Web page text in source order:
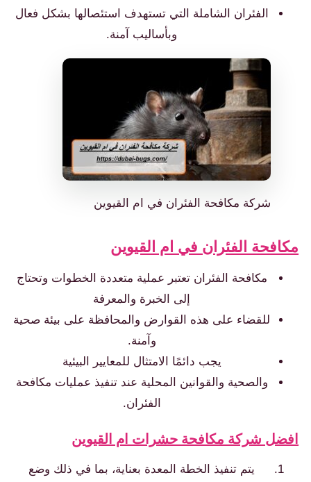
الفئران الشاملة التي تستهدف استئصالها بشكل فعال
وبأساليب آمنة.
شركة مكافحة الفئران في ام القيوين
الفئران في ام القيوين
مكافحة الفئران تعتبر عملية متعددة الخطوات وتحتاج
إلى الخبرة والمعرفة
للقضاء على هذه القوارض والمحافظة على بيئة صحية
وآمنة.
يجب دائمًا الامتثال للمعايير البيئية
والصحية والقوانين المحلية عند تنفيذ عمليات مكافحة
الفئران.
شركة مكافحة حشرات ام القيوين
يتم تنفيذ الخطة المعدة بعناية، بما في ذلك وضع